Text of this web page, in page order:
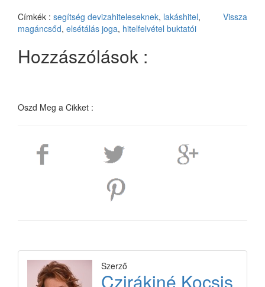
Vissza
Címkék : segítség devizahiteleseknek, lakáshitel,
magáncsőd, elsétálás joga, hitelfelvétel buktatói
Hozzászólások :
Oszd Meg a Cikket :
Szerző
Czirákiné Kocsis